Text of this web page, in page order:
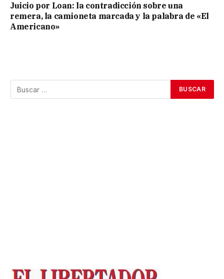
Juicio por Loan: la contradicción sobre una
remera, la camioneta marcada y la palabra de «El
Americano»